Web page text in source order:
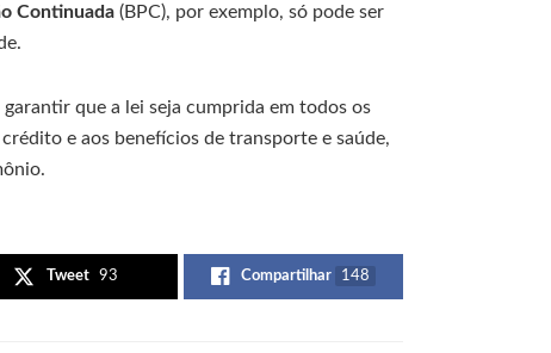
Continuada (BPC), por exemplo, só pode ser
que a lei seja cumprida em todos os
e aos benefícios de transporte e saúde,
Tweet 93 Compartilhar 148